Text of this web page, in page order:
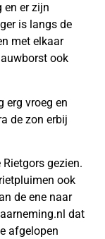
en er zijn
is langs de
met elkaar
ook
erg vroeg en
de zon erbij
gezien.
ook
de ene naar
dat
afgelopen